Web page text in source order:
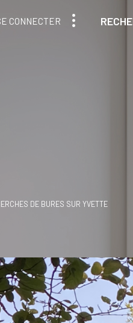
CONNECTER
DE BURES SUR YVETTE